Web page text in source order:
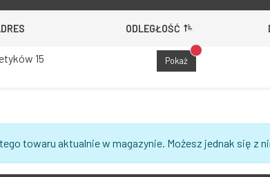
ODLEGŁOŚĆ
15 Pokaż Brak dostępu do
towaru aktualnie w magazynie. Możesz jednak się z